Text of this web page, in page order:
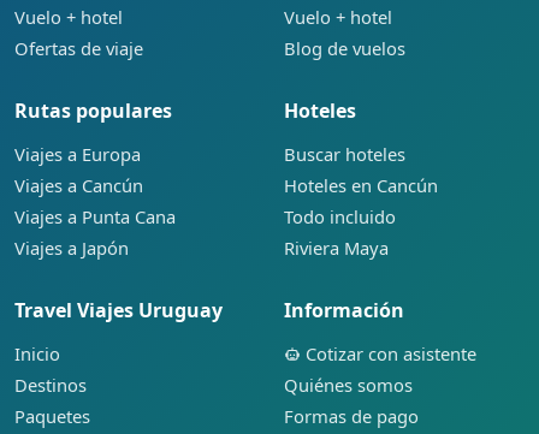
Vuelo + hotel
Ofertas de viaje
Vuelo + hotel
Blog de vuelos
Rutas populares
Viajes a Europa
Viajes a Cancún
Viajes a Punta Cana
Viajes a Japón
Hoteles
Buscar hoteles
Hoteles en Cancún
Todo incluido
Riviera Maya
Travel Viajes Uruguay
Inicio
Destinos
Paquetes
Información
Cotizar con asistente
Quiénes somos
Formas de pago